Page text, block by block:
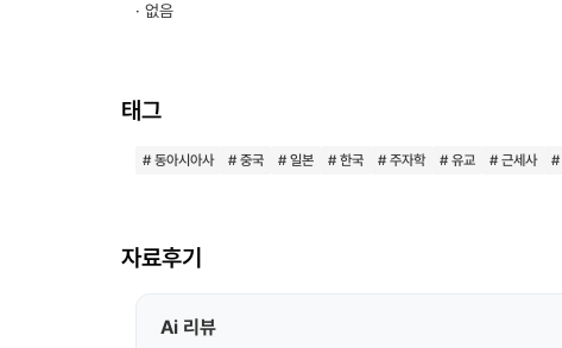
· 없음
태그
# 동아시아사 # 중국 # 일본 # 한국 # 주자학 # 유교 # 근세사 #
자료후기
Ai 리뷰